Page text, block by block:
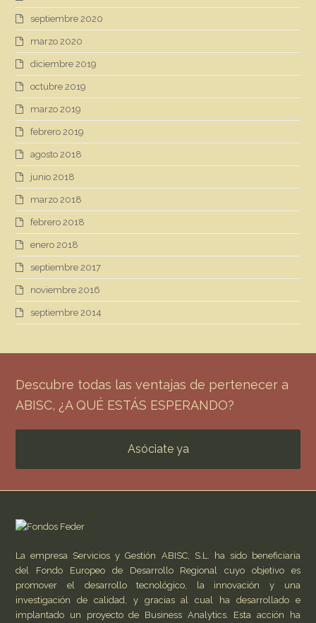
septiembre 2020
marzo 2020
diciembre 2019
octubre 2019
marzo 2019
febrero 2019
agosto 2018
junio 2018
marzo 2018
febrero 2018
enero 2018
septiembre 2017
noviembre 2016
septiembre 2014
Descubre todas las ventajas de pertenecer a
ABISC, ¿A QUÉ ESTÁS ESPERANDO?
Asóciate ya
La empresa Servicios y Gestión ABISC, S.L. ha sido beneficiaria
del Fondo Europeo de Desarrollo Regional cuyo objetivo es
promover el desarrollo tecnológico, la innovación y una
investigación de calidad, y gracias al cual ha desarrollado e
implantado un proyecto de Business Analytics. Esta acción ha